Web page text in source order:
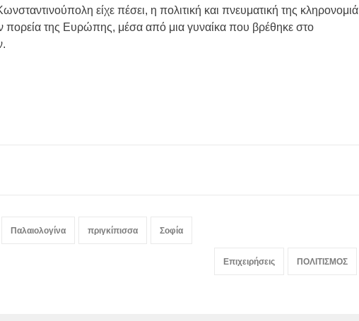
είχε πέσει, η πολιτική και πνευματική της κληρονομιά
πορεία της Ευρώπης, μέσα από μια γυναίκα που βρέθηκε στο
Παλαιολογίνα πριγκίπισσα Σοφία
Επιχειρήσεις ΠΟΛΙΤΙΣΜΟΣ